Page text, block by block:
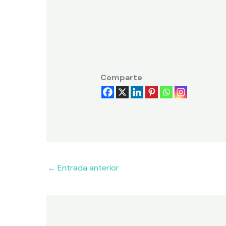
Comparte
← Entrada anterior